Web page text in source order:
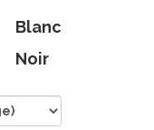
Blanc
Noir